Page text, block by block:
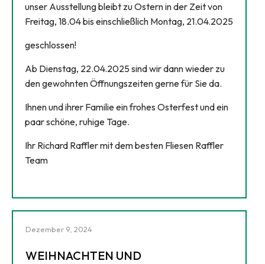
unser Ausstellung bleibt zu Ostern in der Zeit von
Freitag, 18.04 bis einschließlich Montag, 21.04.2025
geschlossen!
Ab Dienstag, 22.04.2025 sind wir dann wieder zu
den gewohnten Öffnungszeiten gerne für Sie da.
Ihnen und ihrer Familie ein frohes Osterfest und ein
paar schöne, ruhige Tage.
Ihr Richard Raffler mit dem besten Fliesen Raffler
Team
Dezember 9, 2024
WEIHNACHTEN UND